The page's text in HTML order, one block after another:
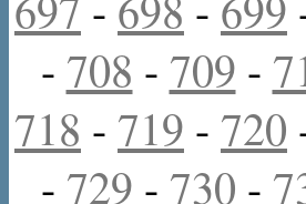
- 708 - 709 -
718 - 719 - 720
- 729 - 730 -